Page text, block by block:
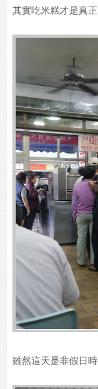
其實吃米糕才是真
雖然這天是非假日